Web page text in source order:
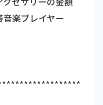
音楽プレイヤー